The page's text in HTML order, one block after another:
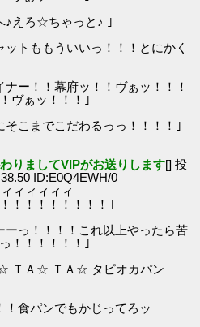
♪えろ☆ちゃっと♪ ｣
トももういいっ！！！とにかく
ー！！幕府ッ！！ヴぁッ！！！
ヴぁッ！！！｣
こまでこだわるっっ！！！！｣
りましてVIPがお送りします[] 投
ID:E0Q4EWH/0
ィィィィィ
！！！！！！！！｣
ーっ！！！！これ以上やったら苦
！！！！！！｣
ＴＡ☆ ＴＡ☆ タピオカパン
食パンでもかじってろッ